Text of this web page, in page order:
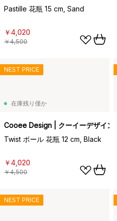
Pastille 花瓶 15 cm, Sand
￥4,020
￥4,500
在庫残り僅か
Cooee Design | クーイーデザイン
Twist ボール 花瓶 12 cm, Black
￥4,020
￥4,500
NEST PRICE
NEST PRICE